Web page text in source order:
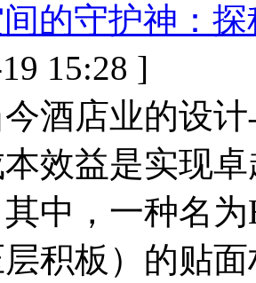
的守护神：
15:28 ]
酒店业的设
效益是实现
中，一种名为
积板）的贴